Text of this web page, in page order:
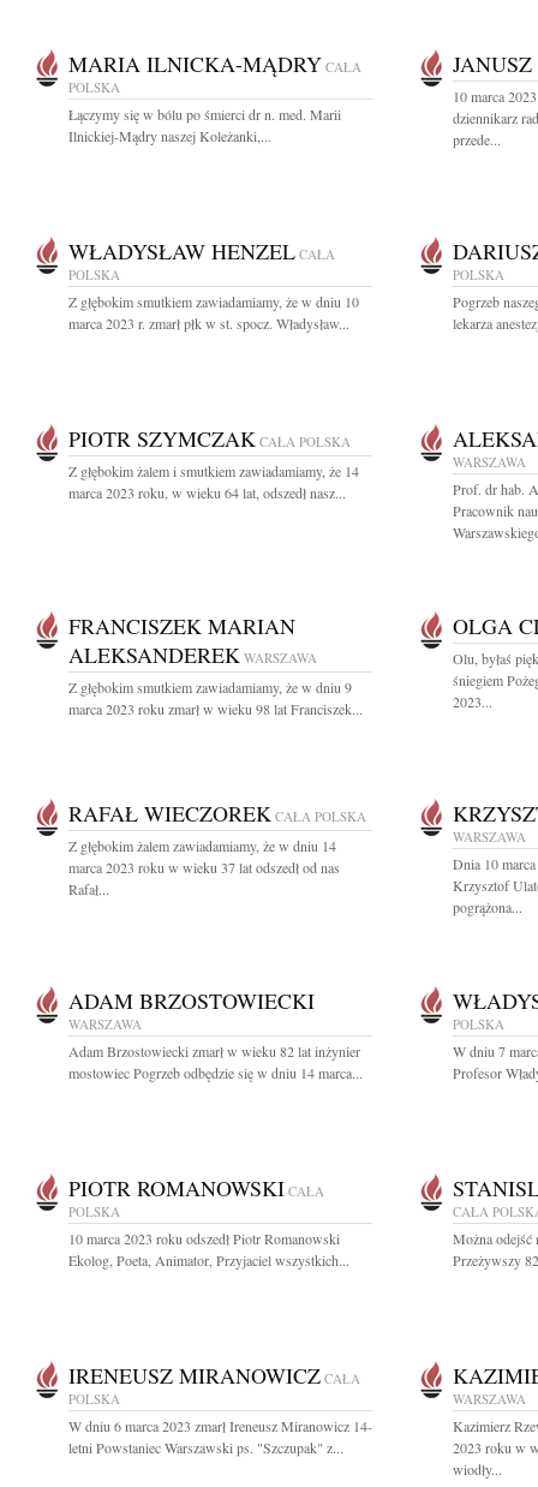
MARIA ILNICKA-MĄDRY CAŁA
POLSKA
Łączymy się w bólu po śmierci dr n. med. Marii
Ilnickiej-Mądry naszej Koleżanki,...
10 marca
dziennikarz
przede...
WŁADYSŁAW HENZEL CAŁA
POLSKA
Z głębokim smutkiem zawiadamiamy, że w dniu 10
marca 2023 r. zmarł płk w st. spocz. Władysław...
POLSKA
Pogrzeb
lekarza
PIOTR SZYMCZAK CAŁA POLSKA
Z głębokim żalem i smutkiem zawiadamiamy, że 14
marca 2023 roku, w wieku 64 lat, odszedł nasz...
WARSZAWA
Prof. dr hab.
Pracownik
FRANCISZEK MARIAN
ALEKSANDEREK WARSZAWA
Z głębokim smutkiem zawiadamiamy, że w dniu 9
marca 2023 roku zmarł w wieku 98 lat Franciszek...
OLGA
Olu, byłaś
śniegiem
2023...
RAFAŁ WIECZOREK CAŁA POLSKA
Z głębokim żalem zawiadamiamy, że w dniu 14
marca 2023 roku w wieku 37 lat odszedł od nas
Rafał...
WARSZAWA
Dnia 10
Krzysztof
pogrążona...
ADAM BRZOSTOWIECKI
WARSZAWA
Adam Brzostowiecki zmarł w wieku 82 lat inżynier
mostowiec Pogrzeb odbędzie się w dniu 14 marca...
POLSKA
W dniu 7
Profesor
PIOTR ROMANOWSKI CAŁA
POLSKA
10 marca 2023 roku odszedł Piotr Romanowski
Ekolog, Poeta, Animator, Przyjaciel wszystkich...
CAŁA
Można odejść
Przeżywszy
IRENEUSZ MIRANOWICZ CAŁA
POLSKA
W dniu 6 marca 2023 zmarł Ireneusz Miranowicz 14-
letni Powstaniec Warszawski ps. "Szczupak" z...
WARSZAWA
Kazimierz
2023 roku w
wiodły...